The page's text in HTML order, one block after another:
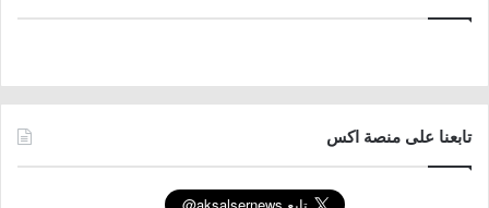
تابعنا على منصة اكس